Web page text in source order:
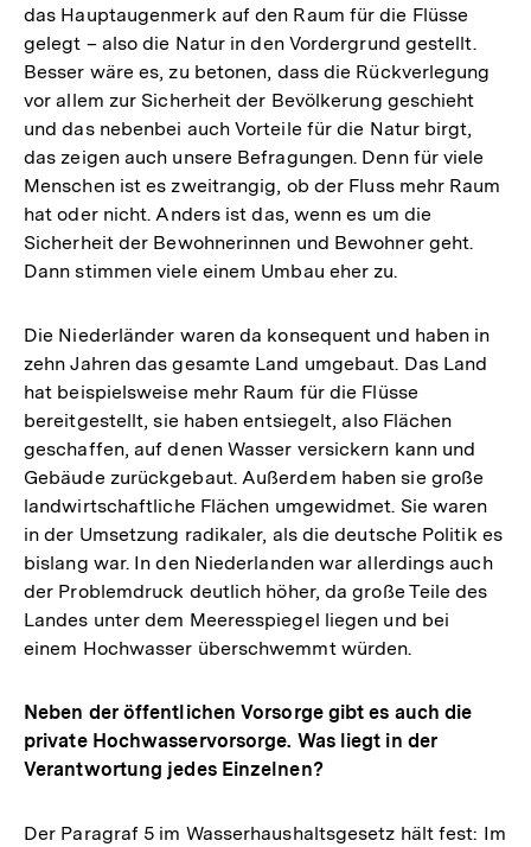
das Hauptaugenmerk auf den Raum für die Flüsse
gelegt – also die Natur in den Vordergrund gestellt.
Besser wäre es, zu betonen, dass die Rückverlegung
vor allem zur Sicherheit der Bevölkerung geschieht
und das nebenbei auch Vorteile für die Natur birgt,
das zeigen auch unsere Befragungen. Denn für viele
Menschen ist es zweitrangig, ob der Fluss mehr Raum
hat oder nicht. Anders ist das, wenn es um die
Sicherheit der Bewohnerinnen und Bewohner geht.
Dann stimmen viele einem Umbau eher zu.
Die Niederländer waren da konsequent und haben in
zehn Jahren das gesamte Land umgebaut. Das Land
hat beispielsweise mehr Raum für die Flüsse
bereitgestellt, sie haben entsiegelt, also Flächen
geschaffen, auf denen Wasser versickern kann und
Gebäude zurückgebaut. Außerdem haben sie große
landwirtschaftliche Flächen umgewidmet. Sie waren
in der Umsetzung radikaler, als die deutsche Politik es
bislang war. In den Niederlanden war allerdings auch
der Problemdruck deutlich höher, da große Teile des
Landes unter dem Meeresspiegel liegen und bei
einem Hochwasser überschwemmt würden.
Neben der öffentlichen Vorsorge gibt es auch die
private Hochwasservorsorge. Was liegt in der
Verantwortung jedes Einzelnen?
Der Paragraf 5 im Wasserhaushaltsgesetz hält fest: Im